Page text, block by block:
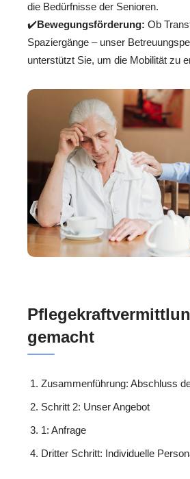
die Bedürfnisse der Senioren.
✔️Bewegungsförderung: Ob
Spaziergänge – unser
unterstützt Sie, um die Mobilität zu
gemacht
Zusammenführung: Abschluss
Schritt 2: Unser Angebot
1: Anfrage
Dritter Schritt: Individuelle